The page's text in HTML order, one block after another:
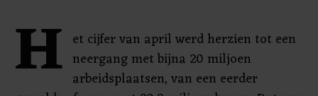
H et cijfer van april werd herzien tot een
neergang met bijna 20 miljoen
arbeidsplaatsen, van een eerder